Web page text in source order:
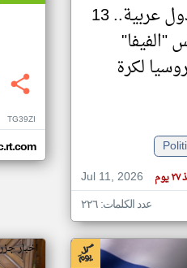
بينهم ممثلو 7 دول عربية.. 13
لكرة
Jul 11, 2026
عدد الكلمات: ٢٢٦
TG39ZI
اخبار